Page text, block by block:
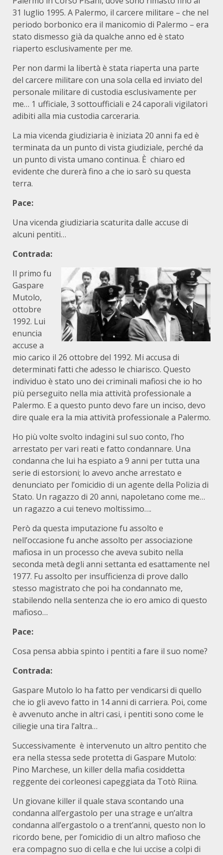
31 luglio 1995. A Palermo, il carcere militare – che nel
periodo borbonico era il manicomio di Palermo – era
stato dismesso già da qualche anno ed è stato
riaperto esclusivamente per me.
Per non darmi la libertà è stata riaperta una parte
del carcere militare con una sola cella ed inviato del
personale militare di custodia esclusivamente per
me… 1 ufficiale, 3 sottoufficiali e 24 caporali vigilatori
adibiti alla mia custodia carceraria.
La mia vicenda giudiziaria è iniziata 20 anni fa ed è
terminata da un punto di vista giudiziale, perché da
un punto di vista umano continua. È chiaro ed
evidente che durerà fino a che io sarò su questa
terra.
Pace:
Una vicenda giudiziaria scaturita dalle accuse di
alcuni pentiti…
Contrada:
Il primo fu
Gaspare
Mutolo,
ottobre
1992. Lui
enuncia
accuse a
mio carico il 26 ottobre del 1992. Mi accusa di
determinati fatti che adesso le chiarisco. Questo
individuo è stato uno dei criminali mafiosi che io ho
più perseguito nella mia attività professionale a
Palermo. E a questo punto devo fare un inciso, devo
dire quale era la mia attività professionale a Palermo.
Ho più volte svolto indagini sul suo conto, l’ho
arrestato per vari reati e fatto condannare. Una
condanna che lui ha espiato a 9 anni per tutta una
serie di estorsioni; lo avevo anche arrestato e
denunciato per l’omicidio di un agente della Polizia di
Stato. Un ragazzo di 20 anni, napoletano come me…
un ragazzo a cui tenevo moltissimo….
Però da questa imputazione fu assolto e
nell’occasione fu anche assolto per associazione
mafiosa in un processo che aveva subito nella
seconda metà degli anni settanta ed esattamente nel
1977. Fu assolto per insufficienza di prove dallo
stesso magistrato che poi ha condannato me,
stabilendo nella sentenza che io ero amico di questo
mafioso…
Pace:
Cosa pensa abbia spinto i pentiti a fare il suo nome?
Contrada:
Gaspare Mutolo lo ha fatto per vendicarsi di quello
che io gli avevo fatto in 14 anni di carriera. Poi, come
è avvenuto anche in altri casi, i pentiti sono come le
ciliegie una tira l’altra…
Successivamente è intervenuto un altro pentito che
era nella stessa sede protetta di Gaspare Mutolo:
Pino Marchese, un killer della mafia cosiddetta
reggente dei corleonesi capeggiata da Totò Riina.
Un giovane killer il quale stava scontando una
condanna all’ergastolo per una strage e un’altra
condanna all’ergastolo o a trent’anni, questo non lo
ricordo bene, per l’omicidio di un altro mafioso che
era compagno suo di cella e che lui uccise a colpi di